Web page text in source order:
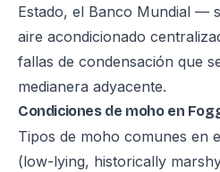
Estado, el Banco Mundial —
aire acondicionado
fallas de condensación que
medianera adyacente.
Condiciones de moho en
Tipos de moho comunes en
(low-lying, historically